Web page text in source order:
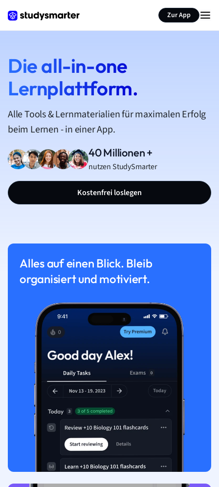
Zur App
Die all-in-one
Lernplattform.
Alle Tools & Lernmaterialien für maximalen Erfolg
beim Lernen - in einer App.
40 Millionen +
nutzen StudySmarter
Kostenfrei loslegen
Alles auf einen Blick. Bleib
organisiert und motiviert.